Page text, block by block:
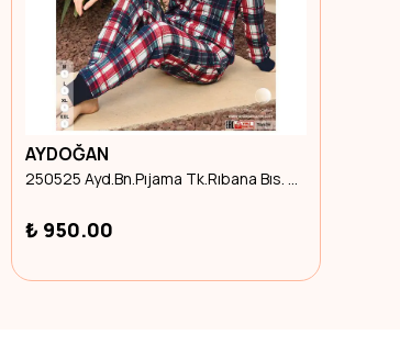
AYDOĞAN
250525 Ayd.Bn.Pıjama Tk.Rıbana Bıs. U.Kol L Beden
₺ 950.00